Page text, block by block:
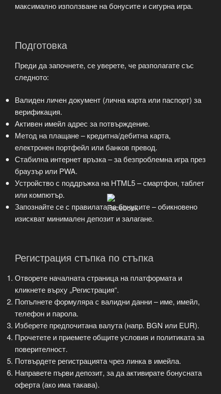
максимално използване на бонусите и сигурна игра.
Подготовка
Преди да започнете, се уверете, че разполагате със
следното:
Валиден личен документ (лична карта или паспорт) за
верификация.
Активен имейл адрес за потвърждение.
Метод на плащане – кредитна/дебитна карта,
електронен портфейл или банков превод.
Стабилна интернет връзка – за безпроблемна игра през
браузър или PWA.
Устройство с поддръжка на HTML5 – смартфон, таблет
или компютър.
Запознайте се с правилата за бонусите – обикновено
изискват минимален депозит и залагане.
Регистрация стъпка по стъпка
Отворете началната страница на платформата и
кликнете върху „Регистрация“.
Попълнете формуляра с валидни данни – име, имейл,
телефон и парола.
Изберете предпочитана валута (напр. BGN или EUR).
Прочетете и приемете общите условия и политиката за
поверителност.
Потвърдете регистрацията чрез линка в имейла.
Направете първи депозит, за да активирате бонусната
оферта (ако има такава).